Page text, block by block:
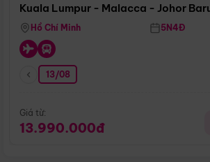
Kuala Lumpur - Malacca - Johor
Singapore
Hồ Chí Minh 5N4Đ
13/08
Giá từ:
13.990.000đ